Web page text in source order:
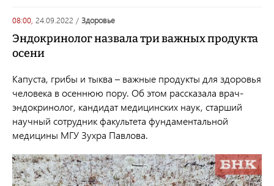
08:00, 24.09.2022 / здоровье
Эндокринолог назвала три важных продукта
осени
Капуста, грибы и тыква – важные продукты для здоровья
человека в осеннюю пору. Об этом рассказала врач-
эндокринолог, кандидат медицинских наук, старший
научный сотрудник факультета фундаментальной
медицины МГУ Зухра Павлова.